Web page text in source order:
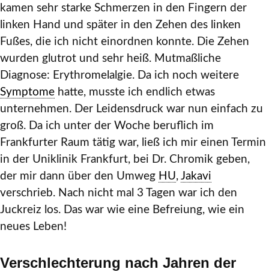
kamen sehr starke Schmerzen in den Fingern der
linken Hand und später in den Zehen des linken
Fußes, die ich nicht einordnen konnte. Die Zehen
wurden glutrot und sehr heiß. Mutmaßliche
Diagnose: Erythromelalgie. Da ich noch weitere
Symptome hatte, musste ich endlich etwas
unternehmen. Der Leidensdruck war nun einfach zu
groß. Da ich unter der Woche beruflich im
Frankfurter Raum tätig war, ließ ich mir einen Termin
in der Uniklinik Frankfurt, bei Dr. Chromik geben,
der mir dann über den Umweg HU, Jakavi
verschrieb. Nach nicht mal 3 Tagen war ich den
Juckreiz los. Das war wie eine Befreiung, wie ein
neues Leben!
Verschlechterung nach Jahren der